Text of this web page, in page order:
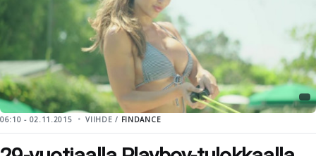
06:10 - 02.11.2015 VIIHDE / FINDANCE